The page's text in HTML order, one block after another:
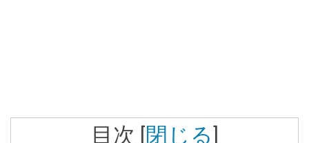
目次 [閉じる]